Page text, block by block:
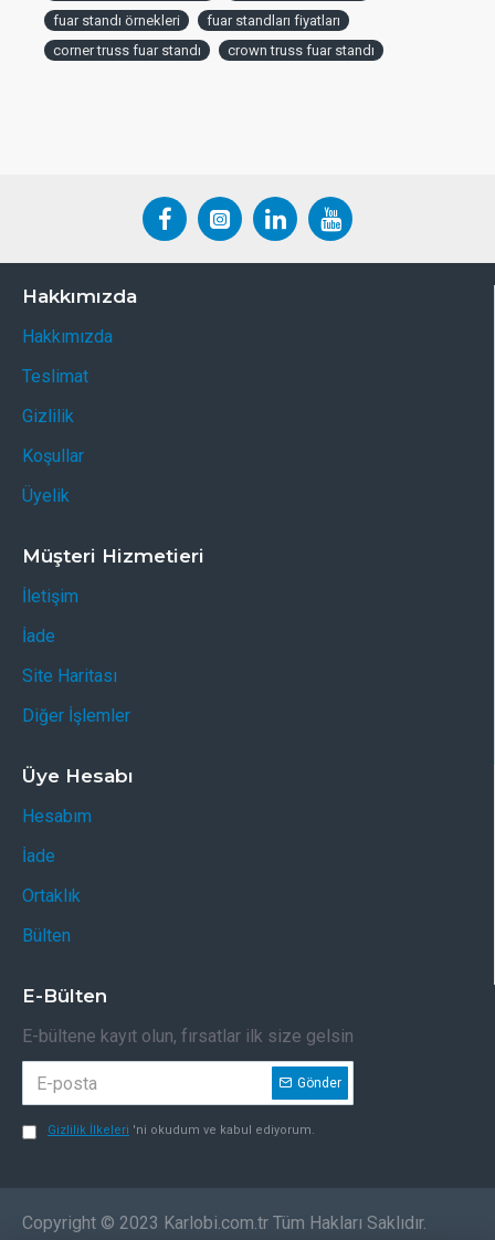
fuar standı örnekleri
fuar standları fiyatları
corner truss fuar standı
crown truss fuar standı
Hakkımızda
Hakkımızda
Teslimat
Gizlilik
Koşullar
Üyelik
Müşteri Hizmetieri
İletişim
İade
Site Haritası
Diğer İşlemler
Üye Hesabı
Hesabım
İade
Ortaklık
Bülten
E-Bülten
E-bültene kayıt olun, fırsatlar ilk size gelsin
Gönder
Gizlilik İlkeleri 'ni okudum ve kabul ediyorum.
Copyright © 2023 Karlobi.com.tr Tüm Hakları Saklıdır.